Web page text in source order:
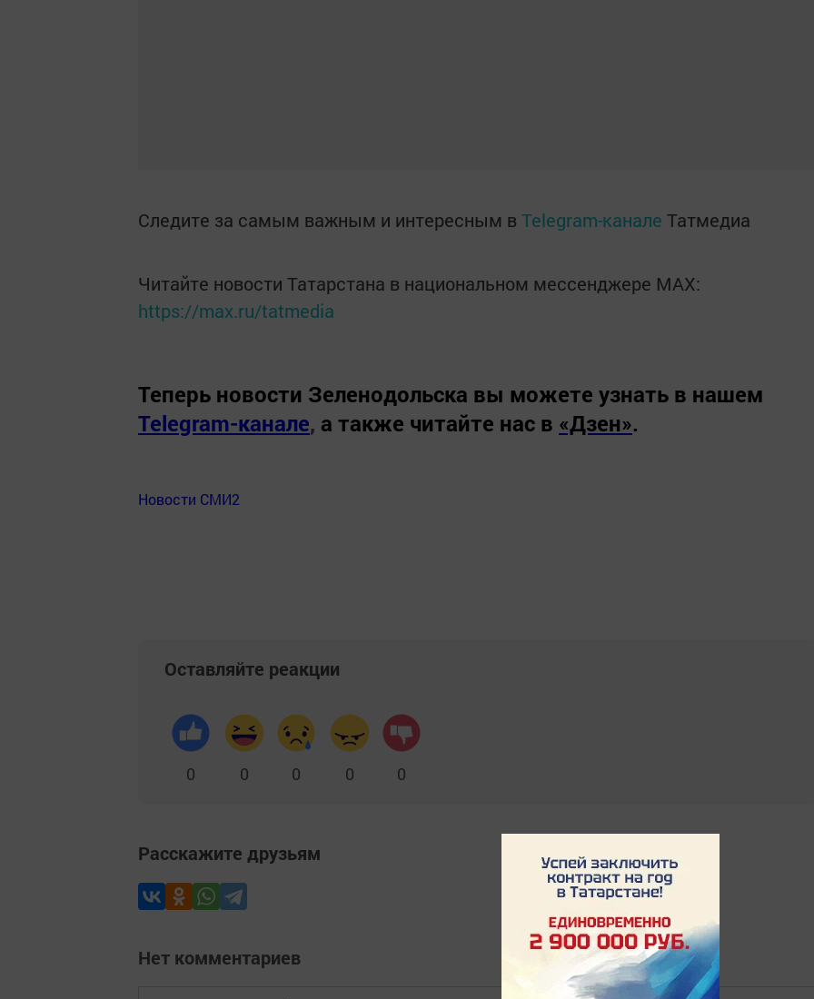
Следите за самым важным и интересным в Telegram-канале Татмедиа
Читайте новости Татарстана в национальном мессенджере MАХ:
https://max.ru/tatmedia
Теперь новости Зеленодольска вы можете узнать в нашем
Telegram-канале, а также читайте нас в «Дзен».
Новости СМИ2
Оставляйте реакции
0 0 0 0 0
Расскажите друзьям
Нет комментариев